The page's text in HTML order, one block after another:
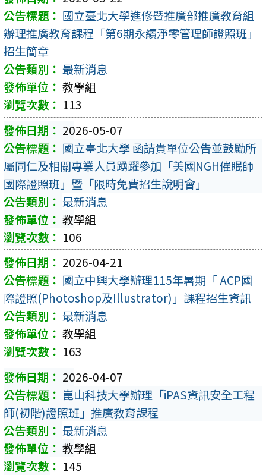
國立臺北大學進修暨推廣部推廣教育組
辦理推廣教育課程「第6期永續淨零管理師證照班」
招生簡章
最新消息
教學組
113
2026-05-07
國立臺北大學 函請貴單位公告並鼓勵所
屬同仁及相關專業人員踴躍參加「美國NGH催眠師
國際證照班」暨「限時免費招生說明會」
最新消息
教學組
106
2026-04-21
國立中興大學辦理115年暑期「 ACP國
際證照(Photoshop及Illustrator)」課程招生資訊
最新消息
教學組
163
2026-04-07
崑山科技大學辦理「iPAS資訊安全工程
師(初階)證照班」推廣教育課程
最新消息
教學組
145